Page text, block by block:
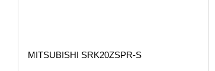
MITSUBISHI SRK20ZSPR-S